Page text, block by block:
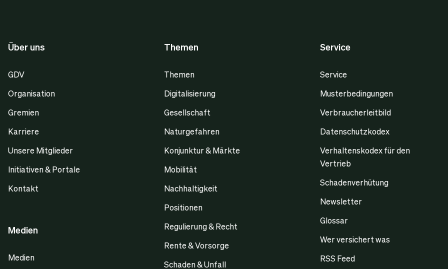
Über uns
GDV
Organisation
Gremien
Karriere
Unsere Mitglieder
Initiativen & Portale
Kontakt
Medien
Medien
Themen
Themen
Digitalisierung
Gesellschaft
Naturgefahren
Konjunktur & Märkte
Mobilität
Nachhaltigkeit
Positionen
Regulierung & Recht
Rente & Vorsorge
Schaden & Unfall
Service
Service
Musterbedingungen
Verbraucherleitbild
Datenschutzkodex
Verhaltenskodex für den
Vertrieb
Schadenverhütung
Newsletter
Glossar
Wer versichert was
RSS Feed